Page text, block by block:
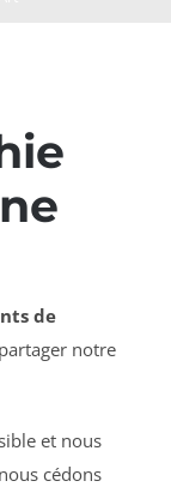
de
notre
et nous
cédons